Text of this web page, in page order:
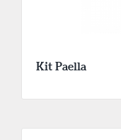
Kit Paella